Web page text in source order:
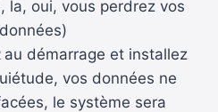
la, oui, vous perdrez vos
données)
au démarrage et installez
vos données ne
le système sera